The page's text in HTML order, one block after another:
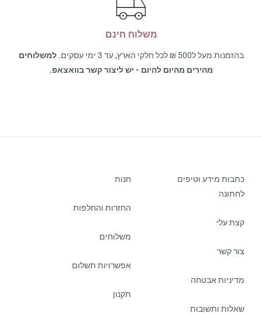
משלוח חינם
בהזמנות מעל ל500 ₪ לכל חלקי הארץ, עד 3 ימי עסקים.
למשלוחים
מהירים מהיום להיום - יש ליצור קשר בוואצאפ.
כתבות מידע וטיפים
לחתונה
קצת עלי
צור קשר
מדיניות אבטחה
שאלות ותשובות
חנות
החזרות והחלפות
משלוחים
אפשרויות תשלום
תקנון